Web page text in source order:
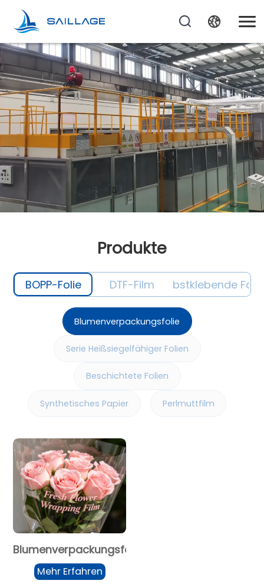
Produkte
BOPP-Folie DTF-Film Selbstklebende Folie
Blumenverpackungsfolie
Serie Heißsiegelfähiger Folien
Beschichtete Folien
Synthetisches Papier Perlmuttfilm
Blumenverpackungsfolie
Mehr Erfahren